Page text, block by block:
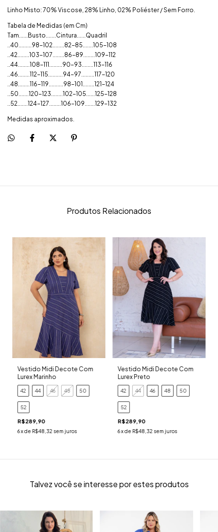
Linho Misto: 70% Viscose, 28% Linho, 02% Poliéster / Sem Forro.
Tabela de Medidas (em Cm)
Tam......Busto.......Cintura......Quadril
..40.........98-102........82-85.......105-108
..42........103-107........86-89........109-112
..44........108-111.........90-93........113-116
..46........112-115..........94-97.........117-120
..48........116-119..........98-101........121-124
..50.......120-123........102-105......125-128
..52.......124-127........106-109.......129-132
Medidas aproximados.
Produtos Relacionados
Vestido Midi Decote Com
Lurex Marinho
42 44 46 48 50
52
R$289,90
6x de R$48,32 sem juros
Vestido Midi Decote Com
Lurex Preto
42 44 46 48 50
52
R$289,90
6x de R$48,32 sem juros
Talvez você se interesse por estes produtos